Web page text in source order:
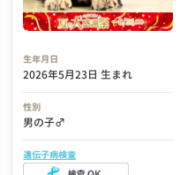
生年月日
2026年5月23日 生まれ
性別
男の子♂
遺伝子病検査